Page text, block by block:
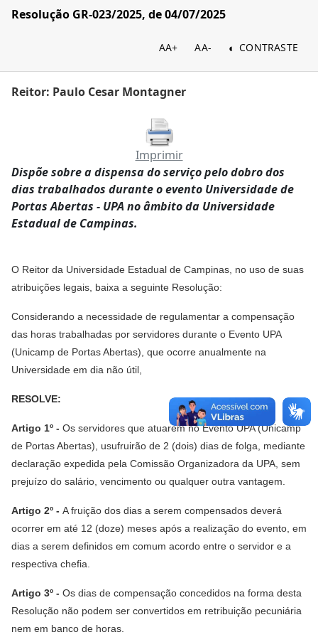
Resolução GR-023/2025, de 04/07/2025
AA+ AA- CONTRASTE
Reitor: Paulo Cesar Montagner
Imprimir
Dispõe sobre a dispensa do serviço pelo dobro dos
dias trabalhados durante o evento Universidade de
Portas Abertas - UPA no âmbito da Universidade
Estadual de Campinas.
O Reitor da Universidade Estadual de Campinas, no uso de suas
atribuições legais, baixa a seguinte Resolução:
Considerando a necessidade de regulamentar a compensação
das horas trabalhadas por servidores durante o Evento UPA
(Unicamp de Portas Abertas), que ocorre anualmente na
Universidade em dia não útil,
RESOLVE:
Artigo 1º - Os servidores que atuarem no Evento UPA (Unicamp
de Portas Abertas), usufruirão de 2 (dois) dias de folga, mediante
declaração expedida pela Comissão Organizadora da UPA, sem
prejuízo do salário, vencimento ou qualquer outra vantagem.
Artigo 2º - A fruição dos dias a serem compensados deverá
ocorrer em até 12 (doze) meses após a realização do evento, em
dias a serem definidos em comum acordo entre o servidor e a
respectiva chefia.
Artigo 3º - Os dias de compensação concedidos na forma desta
Resolução não podem ser convertidos em retribuição pecuniária
nem em banco de horas.